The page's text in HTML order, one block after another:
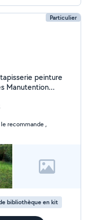
Particulier
peinture
Manutention
recommande ,
bibliothèque en kit